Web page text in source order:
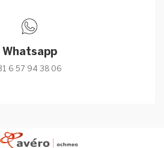
Whatsapp
6 57 94 38 06